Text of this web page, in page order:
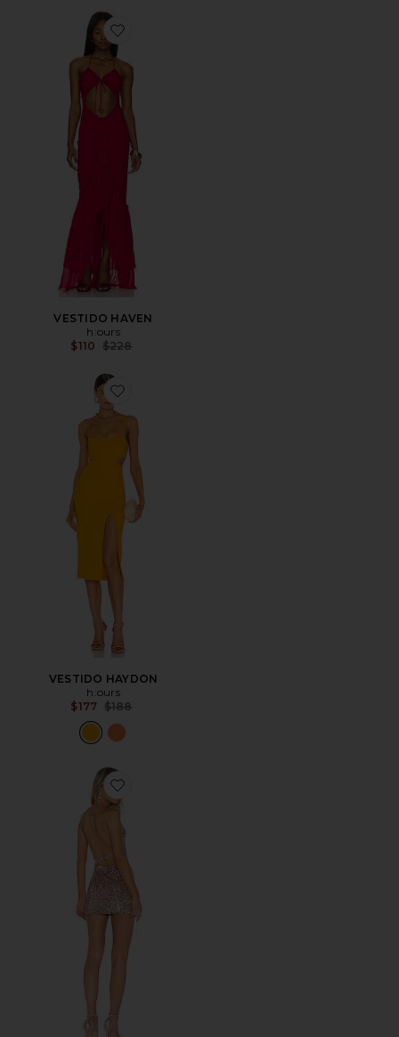
Favorite VESTIDO HAVEN
VESTIDO HAVEN
h:ours
$110 Previous price:
$228
Favorite VESTIDO HAYDON
VESTIDO HAYDON
h:ours
$177 Previous price:
$188
Favorite VESTIDO CON ADORNOS VEGA